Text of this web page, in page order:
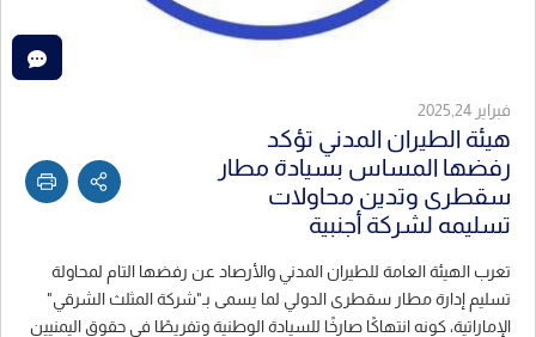
فبراير 2025,24
هيئة الطيران المدني تؤكد
رفضها المساس بسيادة مطار
سقطرى وتدين محاولات
تسليمه لشركة أجنبية
تعرب الهيئة العامة للطيران المدني والأرصاد عن رفضها التام لمحاولة
تسليم إدارة مطار سقطرى الدولي لما يسمى بـ"شركة المثلث الشرقي"
الإماراتية، كونه انتهاكًا صارخًا للسيادة الوطنية وتفريطًا في حقوق اليمنيين